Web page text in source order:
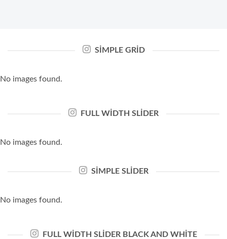
SIMPLE GRID
No images found.
FULL WIDTH SLIDER
No images found.
SIMPLE SLIDER
No images found.
FULL WIDTH SLIDER BLACK AND WHITE